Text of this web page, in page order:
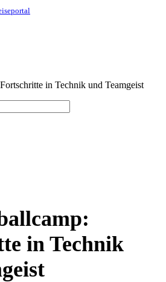
in Technik und Teamgeist
in Technik